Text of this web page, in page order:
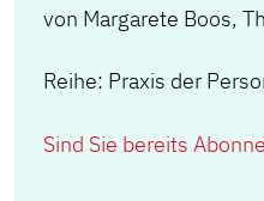
von Margarete Boos,
Reihe: Praxis der
Sind Sie bereits